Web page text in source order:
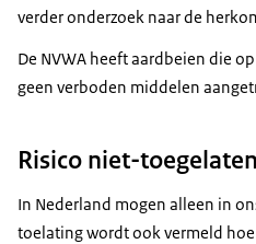
verder onderzoek naar de
De NVWA heeft aardbeien die
geen verboden middelen
Risico niet-
In Nederland mogen alleen in
toelating wordt ook vermeld